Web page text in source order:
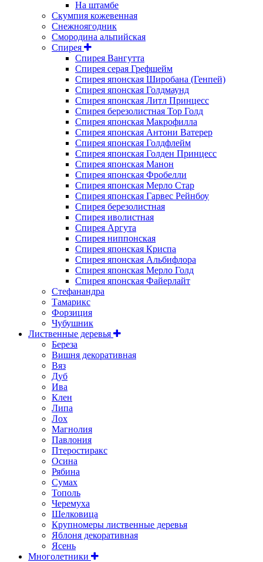
На штамбе
Скумпия кожевенная
Снежноягодник
Смородина альпийская
Спирея
Спирея Вангутта
Спирея серая Грефшейм
Спирея японская Широбана (Генпей)
Спирея японская Голдмаунд
Спирея японская Литл Принцесс
Спирея березолистная Тор Голд
Спирея японская Макрофилла
Спирея японская Антони Ватерер
Спирея японская Голдфлейм
Спирея японская Голден Принцесс
Спирея японская Манон
Спирея японская Фробелли
Спирея японская Мерло Стар
Спирея японская Гарвес Рейнбоу
Спирея березолистная
Спирея иволистная
Спирея Аргута
Спирея ниппонская
Спирея японская Криспа
Спирея японская Альбифлора
Спирея японская Мерло Голд
Спирея японская Файерлайт
Стефанандра
Тамарикс
Форзиция
Чубушник
Лиственные деревья
Береза
Вишня декоративная
Вяз
Дуб
Ива
Клен
Липа
Лох
Магнолия
Павлония
Птеростиракс
Осина
Рябина
Сумах
Тополь
Черемуха
Шелковица
Крупномеры лиственные деревья
Яблоня декоративная
Ясень
Многолетники